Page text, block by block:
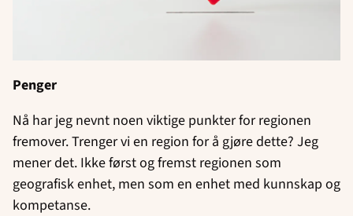
Penger
Nå har jeg nevnt noen viktige punkter for regionen
fremover. Trenger vi en region for å gjøre dette? Jeg
mener det. Ikke først og fremst regionen som
geografisk enhet, men som en enhet med kunnskap og
kompetanse.